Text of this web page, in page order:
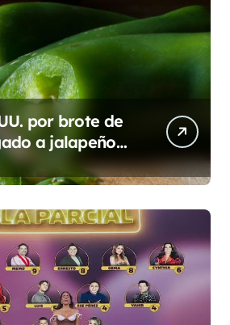
por brote de
a jalapeños
345